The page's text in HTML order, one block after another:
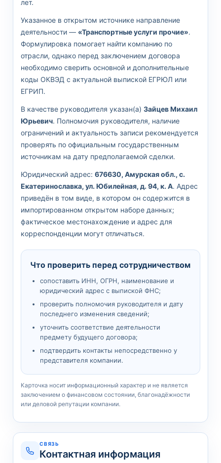
лет.
Указанное в открытом источнике направление
деятельности — «Транспортные услуги прочие».
Формулировка помогает найти компанию по
отрасли, однако перед заключением договора
необходимо сверить основной и дополнительные
коды ОКВЭД с актуальной выпиской ЕГРЮЛ или
ЕГРИП.
В качестве руководителя указан(а) Зайцев Михаил
Юрьевич. Полномочия руководителя, наличие
ограничений и актуальность записи рекомендуется
проверять по официальным государственным
источникам на дату предполагаемой сделки.
Юридический адрес: 676630, Амурская обл., с.
Екатеринославка, ул. Юбилейная, д. 94, к. А. Адрес
приведён в том виде, в котором он содержится в
импортированном открытом наборе данных;
фактическое местонахождение и адрес для
корреспонденции могут отличаться.
Что проверить перед сотрудничеством
сопоставить ИНН, ОГРН, наименование и
юридический адрес с выпиской ФНС;
проверить полномочия руководителя и дату
последнего изменения сведений;
уточнить соответствие деятельности
предмету будущего договора;
подтвердить контакты непосредственно у
представителя компании.
Карточка носит информационный характер и не является
заключением о финансовом состоянии, благонадёжности
или деловой репутации компании.
СВЯЗЬ
Контактная информация